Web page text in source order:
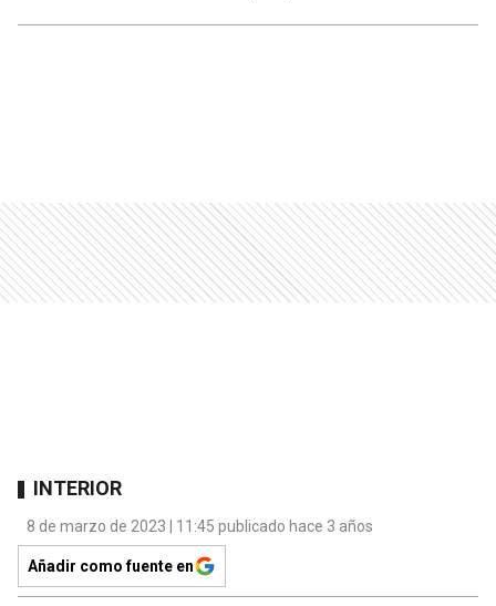
INTERIOR
8 de marzo de 2023 | 11:45 publicado hace 3 años
Añadir como fuente en